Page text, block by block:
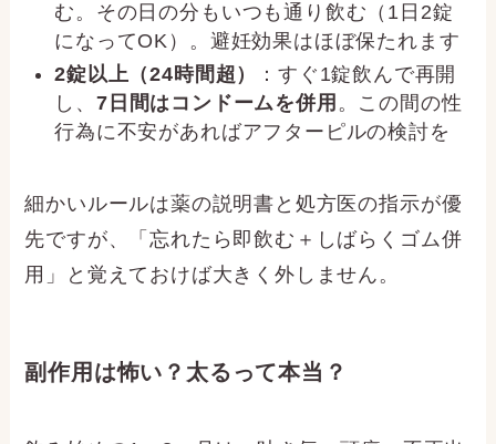
む。その日の分もいつも通り飲む（1日2錠
になってOK）。避妊効果はほぼ保たれます
2錠以上（24時間超）
：すぐ1錠飲んで再開
し、 7日間はコンドームを併用 。この間の性
行為に不安があればアフターピルの検討を
細かいルールは薬の説明書と処方医の指示が優
先ですが、「忘れたら即飲む＋しばらくゴム併
用」と覚えておけば大きく外しません。
副作用は怖い？太るって本当？